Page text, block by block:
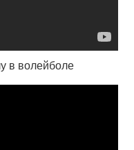
в волейболе